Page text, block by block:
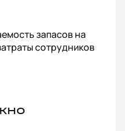
запасов на
сотрудников